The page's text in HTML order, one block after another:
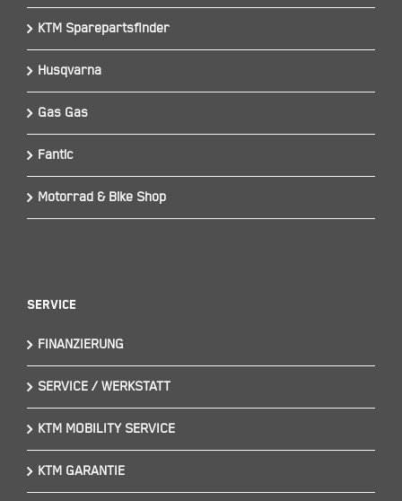
KTM Sparepartsfinder
Husqvarna
Gas Gas
Fantic
Motorrad & Bike Shop
Service
FINANZIERUNG
SERVICE / WERKSTATT
KTM MOBILITY SERVICE
KTM GARANTIE